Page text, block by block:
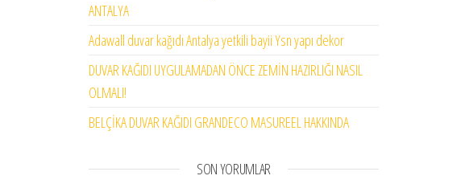
ANTALYA
Adawall duvar kağıdı Antalya yetkili bayii Ysn yapı dekor
DUVAR KAĞIDI UYGULAMADAN ÖNCE ZEMİN HAZIRLIĞI NASIL
OLMALI!
BELÇİKA DUVAR KAĞIDI GRANDECO MASUREEL HAKKINDA
SON YORUMLAR